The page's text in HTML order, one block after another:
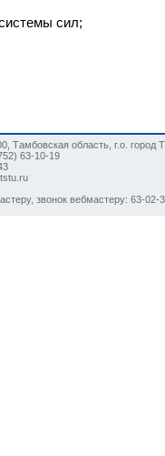
сил;
Тамбовская область, г.о.
63-10-19
, звонок вебмастеру: 63-02-